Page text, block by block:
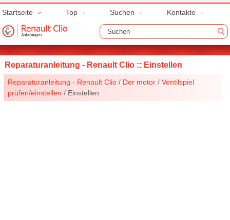
Startseite Top Suchen Kontakte
Reparaturanleitung - Renault Clio :: Einstellen
Reparaturanleitung - Renault Clio / Der motor /Ventilspiel
prüfen/einstellen / Einstellen